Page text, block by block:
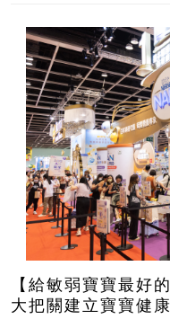
【給敏弱寶寶最好
大把關建立寶寶健